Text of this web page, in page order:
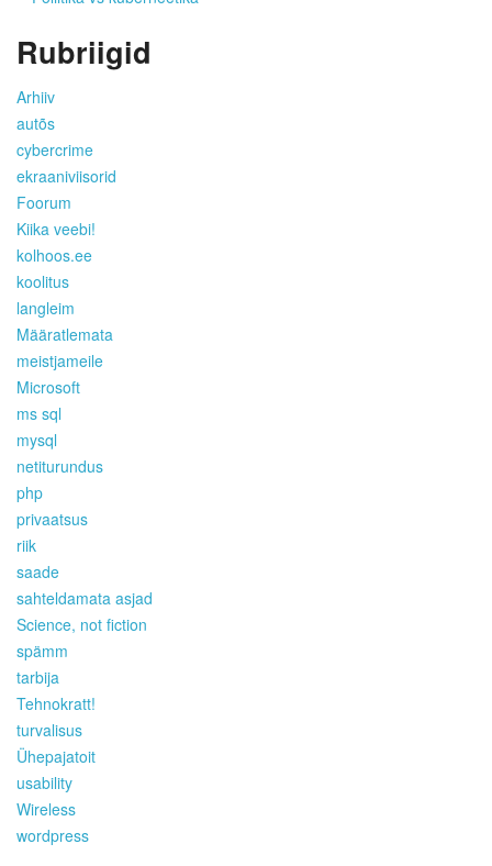
Rubriigid
Arhiiv
autõs
cybercrime
ekraaniviisorid
Foorum
Kiika veebi!
kolhoos.ee
koolitus
langleim
Määratlemata
meistjameile
Microsoft
ms sql
mysql
netiturundus
php
privaatsus
riik
saade
sahteldamata asjad
Science, not fiction
spämm
tarbija
Tehnokratt!
turvalisus
Ühepajatoit
usability
Wireless
wordpress